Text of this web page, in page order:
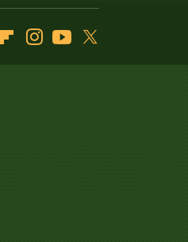
FlipboardInstagramYoutube